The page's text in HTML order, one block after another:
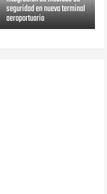
seguridad en nueva terminal
aeroportuaria